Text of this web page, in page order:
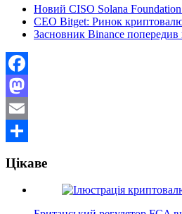
Новий CISO Solana
CEO Bitget: Ринок
Засновник Binance попередив
Facebook
Mastodon
Email
Цікаве